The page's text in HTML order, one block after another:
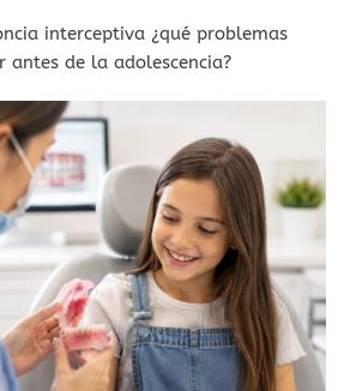
interceptiva ¿qué problemas
antes de la adolescencia?